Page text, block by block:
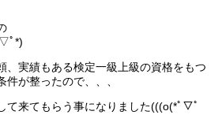
ﾟ*)
、実績もある検定一級上級の資格をもつ
が整ったので、、、
て来てもらう事になりました(((o(*ﾟ▽ﾟ